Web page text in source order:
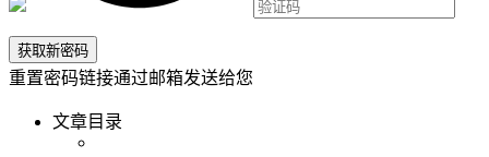
重置密码链接通过邮箱发送给您
文章目录